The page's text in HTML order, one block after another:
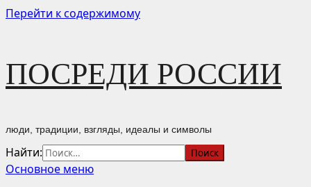
Перейти к содержимому
ПОСРЕДИ РОССИИ
люди, традиции, взгляды, идеалы и символы
Найти:
Основное меню